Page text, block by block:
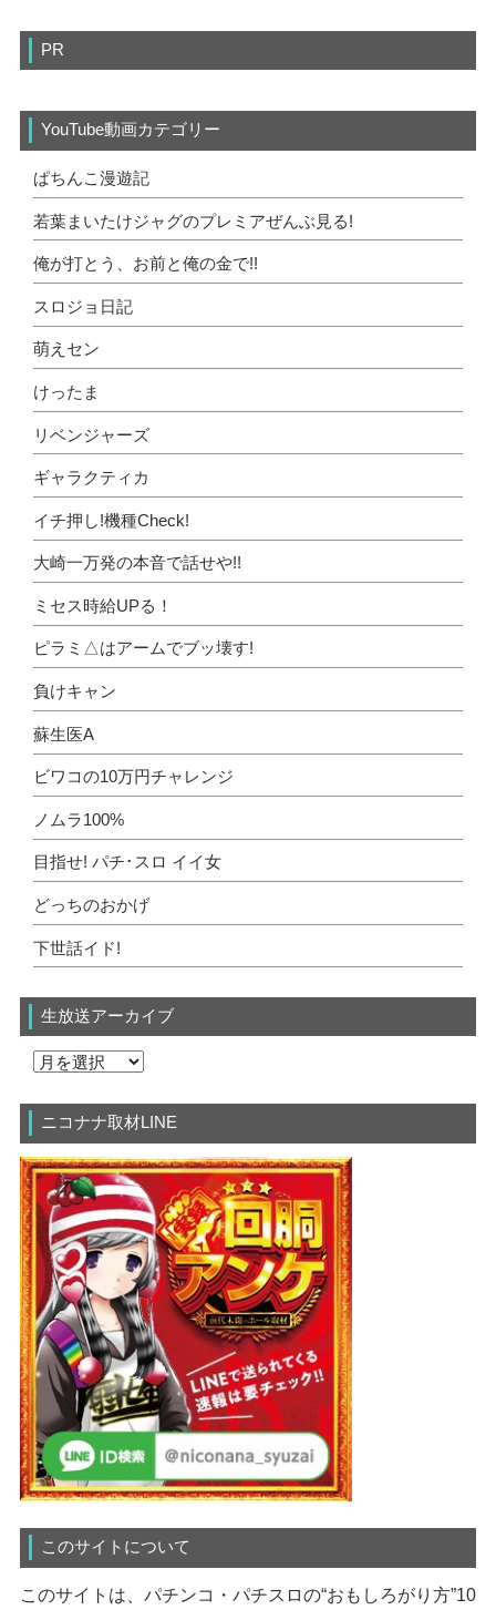
PR
YouTube動画カテゴリー
ぱちんこ漫遊記
若葉まいたけジャグのプレミアぜんぶ見る!
俺が打とう、お前と俺の金で!!
スロジョ日記
萌えセン
けったま
リベンジャーズ
ギャラクティカ
イチ押し!機種Check!
大崎一万発の本音で話せや!!
ミセス時給UPる！
ピラミ△はアームでブッ壊す!
負けキャン
蘇生医A
ビワコの10万円チャレンジ
ノムラ100%
目指せ! パチ･スロ イイ女
どっちのおかげ
下世話イド!
生放送アーカイブ
ニコナナ取材LINE
このサイトについて
このサイトは、パチンコ・パチスロの“おもしろがり方”10